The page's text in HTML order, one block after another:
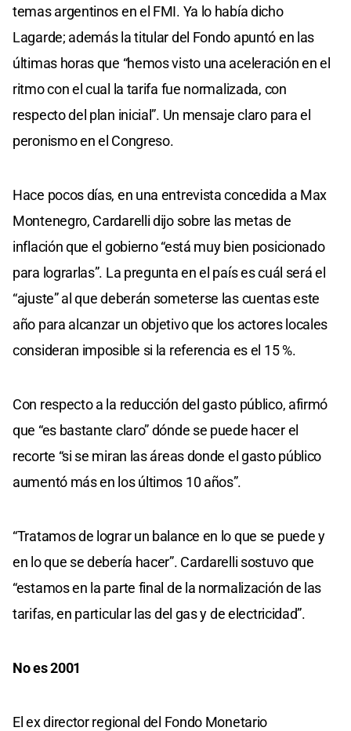
temas argentinos en el FMI. Ya lo había dicho
Lagarde; además la titular del Fondo apuntó en las
últimas horas que “hemos visto una aceleración en el
ritmo con el cual la tarifa fue normalizada, con
respecto del plan inicial”. Un mensaje claro para el
peronismo en el Congreso.
Hace pocos días, en una entrevista concedida a Max
Montenegro, Cardarelli dijo sobre las metas de
inflación que el gobierno “está muy bien posicionado
para lograrlas”. La pregunta en el país es cuál será el
“ajuste” al que deberán someterse las cuentas este
año para alcanzar un objetivo que los actores locales
consideran imposible si la referencia es el 15 %.
Con respecto a la reducción del gasto público, afirmó
que “es bastante claro” dónde se puede hacer el
recorte “si se miran las áreas donde el gasto público
aumentó más en los últimos 10 años”.
“Tratamos de lograr un balance en lo que se puede y
en lo que se debería hacer”. Cardarelli sostuvo que
“estamos en la parte final de la normalización de las
tarifas, en particular las del gas y de electricidad”.
No es 2001
El ex director regional del Fondo Monetario